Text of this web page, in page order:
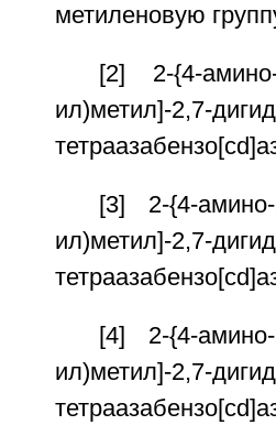
метиленовую
[2] 2-{4-амино-
ил)метил]-2,7-
[3] 2-{4-амино-
ил)метил]-2,7-
[4] 2-{4-амино-
ил)метил]-2,7-